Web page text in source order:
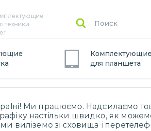
Ми працюємо. Надсилаємо
настільки швидко, як
виліземо зі сховища і
техники
а
Комплектующие
для планшета